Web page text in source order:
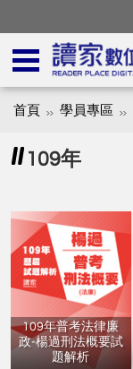
首頁 學員專區
109年
109年普考法律廉
政-楊過刑法概要試
題解析